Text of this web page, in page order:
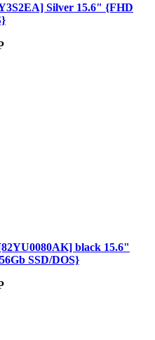
Silver 15.6" {FHD
black 15.6"
SSD/DOS}